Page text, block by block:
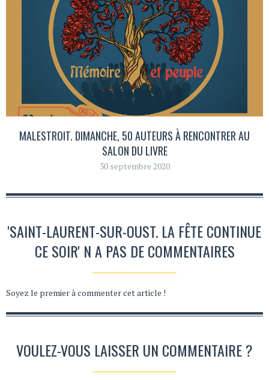
MALESTROIT. DIMANCHE, 50 AUTEURS À RENCONTRER AU
SALON DU LIVRE
30 septembre 2020
'SAINT-LAURENT-SUR-OUST. LA FÊTE CONTINUE
CE SOIR' N A PAS DE COMMENTAIRES
Soyez le premier à commenter cet article !
VOULEZ-VOUS LAISSER UN COMMENTAIRE ?